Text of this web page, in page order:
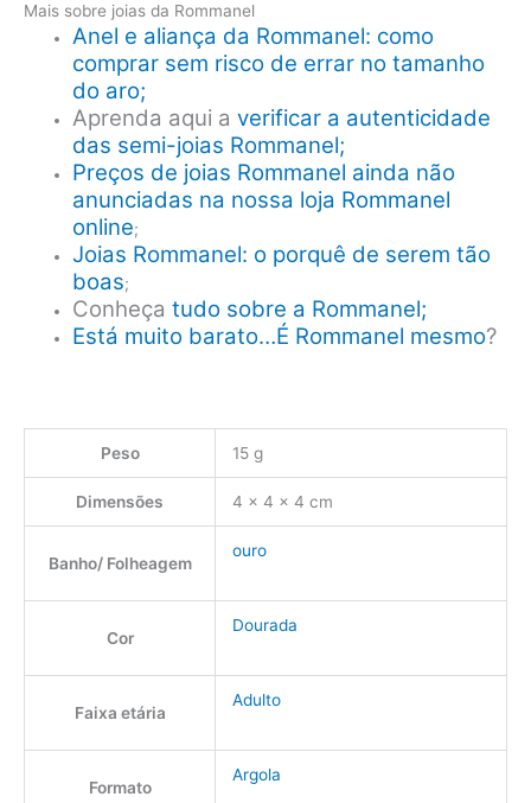
Mais sobre joias da Rommanel
Anel e aliança da Rommanel: como
comprar sem risco de errar no tamanho
do aro;
Aprenda aqui averificar a autenticidade
das semi-joias Rommanel;
Preços de joias Rommanel ainda não
anunciadas na nossa loja Rommanel
online;
Joias Rommanel: o porquê de serem tão
boas;
Conheçatudo sobre a Rommanel;
Está muito barato…É Rommanel mesmo?
Peso 15 g
Dimensões 4 × 4 × 4 cm
Banho/ Folheagem
ouro
Cor
Dourada
Faixa etária
Adulto
Formato
Argola